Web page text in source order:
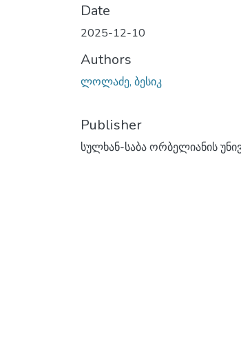
Date
2025-12-10
Authors
ლოლაძე, ბესიკ
Publisher
სულხან-საბა ორბელიანის